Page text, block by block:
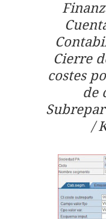
Cierre
costes
de
/